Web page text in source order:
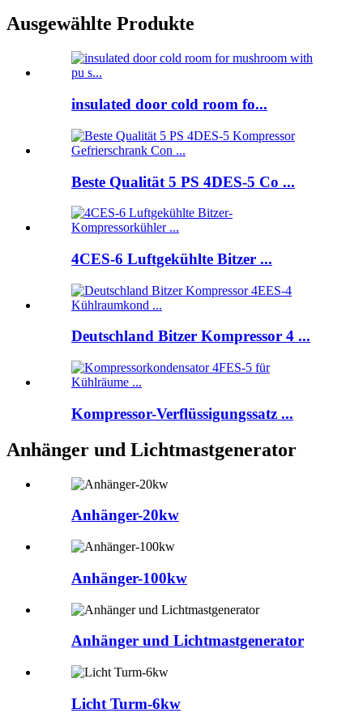
Ausgewählte Produkte
insulated door cold room fo...
Beste Qualität 5 PS 4DES-5 Co ...
4CES-6 Luftgekühlte Bitzer ...
Deutschland Bitzer Kompressor 4 ...
Kompressor-Verflüssigungssatz ...
Anhänger und Lichtmastgenerator
Anhänger-20kw
Anhänger-100kw
Anhänger und Lichtmastgenerator
Licht Turm-6kw